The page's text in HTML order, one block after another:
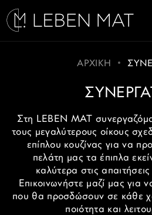
ΑΡΧΙΚΗ
Στη LEBEN MAT
τους μεγαλύτερους οίκους
επίπλου κουζίνας για να
πελάτη μας τα έπιπλα
καλύτερα στις
Επικοινωνήστε μαζί μας για
που θα προσδώσουν σε κάθε
ποιότητα και